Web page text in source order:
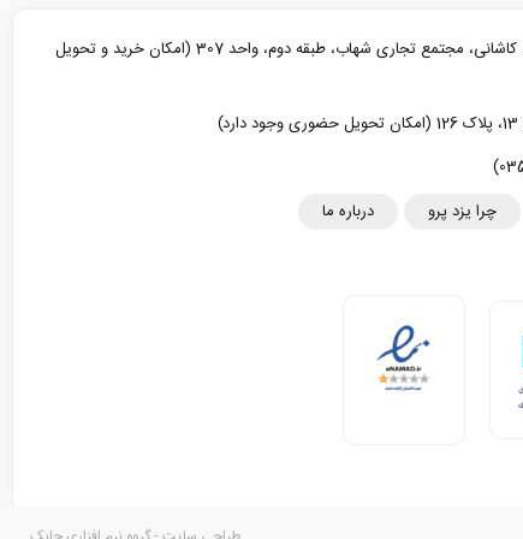
یزد، خیابان آیت الله کاشانی، مجتمع تجاری شهاب، طبقه دوم، واحد 307 (امکان خرید و تحویل
چرا یزد پرو درباره ما